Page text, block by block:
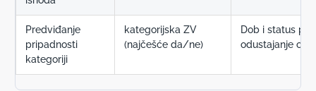
Predviđanje
pripadnosti
kategoriji
kategorijska ZV
(najčešće da/ne)
Dob i status
odustajanje od